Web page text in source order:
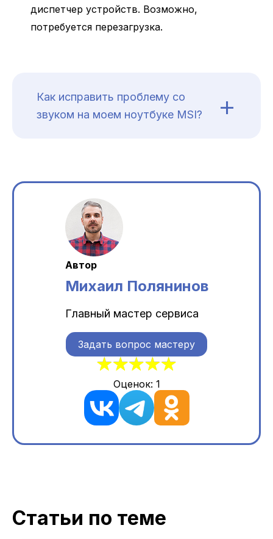
диспетчер устройств. Возможно,
потребуется перезагрузка.
Как исправить проблему со
звуком на моем ноутбуке MSI?
+
Автор
Михаил Полянинов
Главный мастер сервиса
Задать вопрос мастеру
Оценок: 1
Статьи по теме